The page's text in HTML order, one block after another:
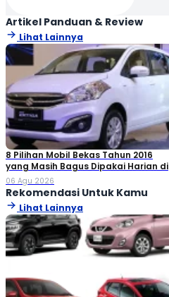
Artikel Panduan & Review
Lihat Lainnya
8 Pilihan Mobil Bekas Tahun 2016
yang Masih Bagus Dipakai Harian di
2026
06 Agu 2026
Rekomendasi Untuk Kamu
Lihat Lainnya